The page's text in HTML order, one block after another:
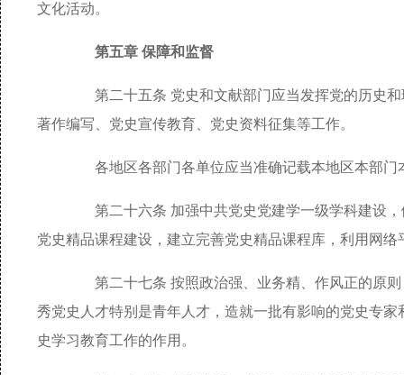
文化活动。
第五章 保障和监督
第二十五条 党史和文献部门应当发挥党的历史和
著作编写、党史宣传教育、党史资料征集等工作。
各地区各部门各单位应当准确记载本地区本部门
第二十六条 加强中共党史党建学一级学科建设，
党史精品课程建设，建立完善党史精品课程库，利用网
第二十七条 按照政治强、业务精、作风正的原则
秀党史人才特别是青年人才，造就一批有影响的党史专
史学习教育工作的作用。